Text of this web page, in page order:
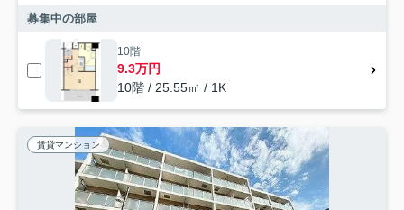
募集中の部屋
10階
9.3万円
10階 / 25.55㎡ / 1K
賃貸マンション